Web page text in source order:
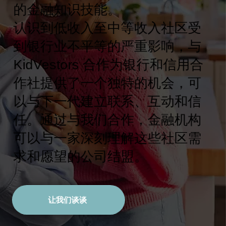
的金融知识技能。
认识到低收入至中等收入社区受
到银行业不平等的严重影响，与
KidVestors 合作为银行和信用合
作社提供了一个独特的机会，可
以与下一代建立联系、互动和信
任。通过与我们合作，金融机构
可以与一家深刻理解这些社区需
求和愿望的公司结盟。
让我们谈谈